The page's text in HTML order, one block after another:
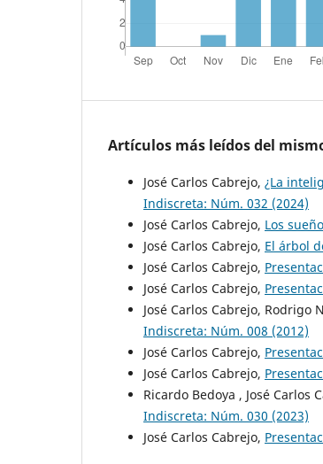
Artículos más leídos del
José Carlos Cabrejo, ¿La
Indiscreta: Núm. 032 (2024)
José Carlos Cabrejo, Los
José Carlos Cabrejo, El árbol
José Carlos Cabrejo,
José Carlos Cabrejo,
José Carlos Cabrejo, Rodrigo
Indiscreta: Núm. 008 (2012)
José Carlos Cabrejo,
José Carlos Cabrejo,
Ricardo Bedoya , José Carlos
Indiscreta: Núm. 030 (2023)
José Carlos Cabrejo,